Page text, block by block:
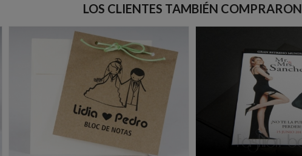
LOS CLIENTES TAMBIÉN COMPRARON